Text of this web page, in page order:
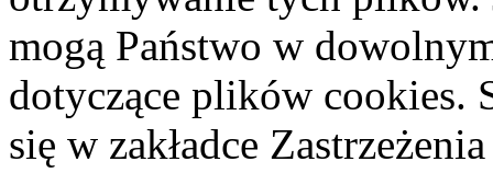
mogą Państwo w
dotyczące plików cookies.
się w zakładce